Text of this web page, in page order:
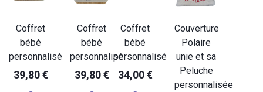
Coffret
bébé
personnalisé
39,80 €
Coffret
bébé
personnalisé
39,80 €
Coffret
bébé
personnalisé
34,00 €
Couverture
Polaire
unie et sa
Peluche
personnalisée